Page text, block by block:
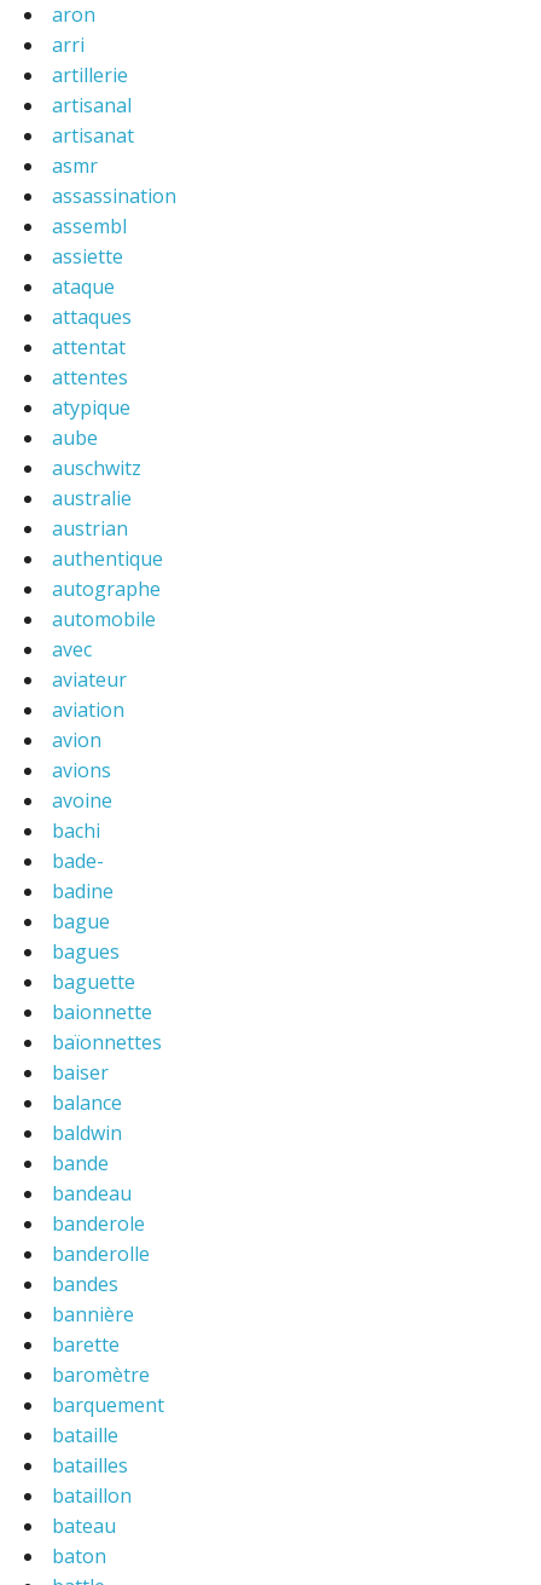
aron
arri
artillerie
artisanal
artisanat
asmr
assassination
assembl
assiette
ataque
attaques
attentat
attentes
atypique
aube
auschwitz
australie
austrian
authentique
autographe
automobile
avec
aviateur
aviation
avion
avions
avoine
bachi
bade-
badine
bague
bagues
baguette
baionnette
baïonnettes
baiser
balance
baldwin
bande
bandeau
banderole
banderolle
bandes
bannière
barette
baromètre
barquement
bataille
batailles
bataillon
bateau
baton